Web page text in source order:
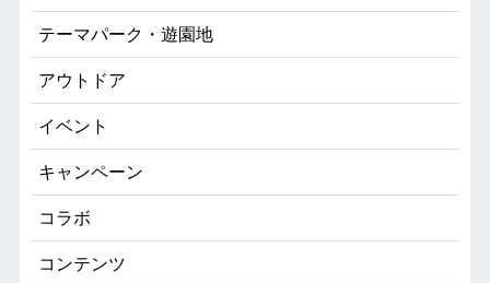
テーマパーク・遊園地
アウトドア
イベント
キャンペーン
コラボ
コンテンツ